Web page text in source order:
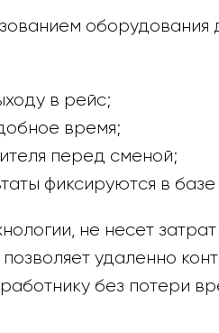
в рейс;
время;
перед сменой;
фиксируются в
не несет
удаленно
без потери